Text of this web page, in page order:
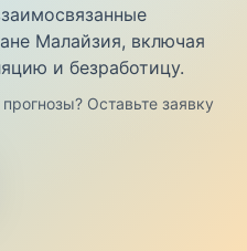
Малайзия, включая
и безработицу.
Оставьте заявку